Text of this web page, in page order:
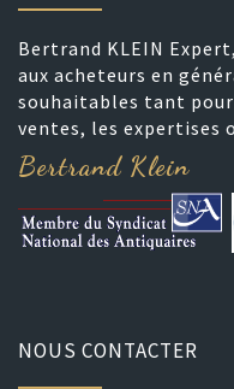
Bertrand KLEIN
aux acheteurs en
souhaitables tant
ventes, les expertises
Bertrand Klein
NOUS CONTACTER